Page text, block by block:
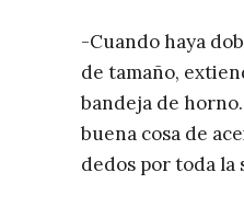
-Cuando haya
de tamaño,
bandeja de
buena cosa de
dedos por toda la